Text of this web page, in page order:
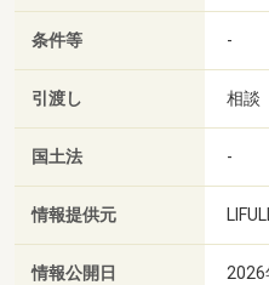
条件等 -
引渡し 相談
国土法 -
情報提供元
情報公開日 2026